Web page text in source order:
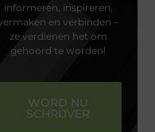
informeren, inspireren,
en verbinden –
ze verdienen het om
gehoord te worden!
WORD NU
SCHRIJVER